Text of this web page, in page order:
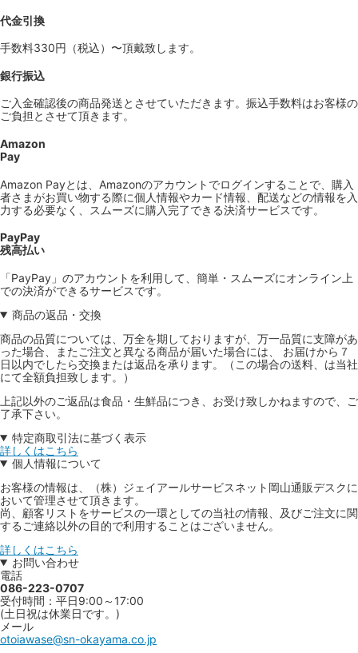
代金引換
手数料330円（税込）〜頂戴致します。
銀行振込
ご入金確認後の商品発送とさせていただきます。振込手数料はお客様の
ご負担とさせて頂きます。
Amazon
Pay
Amazon Payとは、Amazonのアカウントでログインすることで、購入
者さまがお買い物する際に個人情報やカード情報、配送などの情報を入
力する必要なく、スムーズに購入完了できる決済サービスです。
PayPay
残高払い
「PayPay」のアカウントを利用して、簡単・スムーズにオンライン上
での決済ができるサービスです。
商品の返品・交換
商品の品質については、万全を期しておりますが、万一品質に支障があ
った場合、またご注文と異なる商品が届いた場合には、 お届けから７
日以内でしたら交換または返品を承ります。（この場合の送料、は当社
にて全額負担致します。）
上記以外のご返品は食品・生鮮品につき、お受け致しかねますので、ご
了承下さい。
特定商取引法に基づく表示
詳しくはこちら
個人情報について
お客様の情報は、（株）ジェイアールサービスネット岡山通販デスクに
おいて管理させて頂きます。
尚、顧客リストをサービスの一環としての当社の情報、及びご注文に関
するご連絡以外の目的で利用することはございません。
詳しくはこちら
お問い合わせ
電話
086-223-0707
受付時間：平日9:00～17:00
(土日祝は休業日です。)
メール
otoiawase@sn-okayama.co.jp